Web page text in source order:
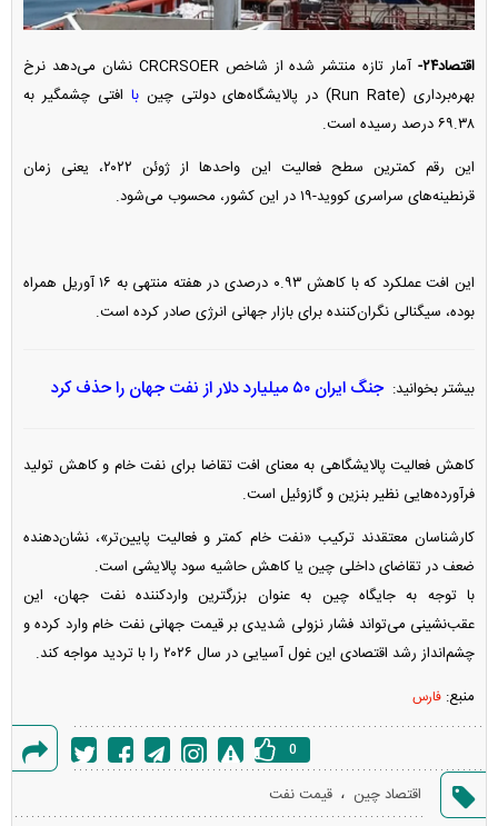
اقتصاد۲۴-
آمار تازه‌ منتشر شده از شاخص CRCRSOER نشان می‌دهد نرخ
بهره‌برداری (Run Rate) در پالایشگاه‌های دولتی چین
با افتی چشمگیر به
۶۹.۳۸ درصد رسیده است.
این رقم کمترین سطح فعالیت این واحدها از ژوئن ۲۰۲۲، یعنی زمان
قرنطینه‌های سراسری کووید-۱۹ در این کشور، محسوب می‌شود.
این افت عملکرد که با کاهش ۰.۹۳ درصدی در هفته منتهی به ۱۶ آوریل همراه
بوده، سیگنالی نگران‌کننده برای بازار جهانی انرژی صادر کرده است.
بیشتر بخوانید: جنگ ایران ۵۰ میلیارد دلار از نفت جهان را حذف کرد
کاهش فعالیت پالایشگاهی به معنای افت تقاضا برای نفت خام و کاهش تولید
فرآورده‌هایی نظیر بنزین و گازوئیل است.
کارشناسان معتقدند ترکیب «نفت خام کمتر و فعالیت پایین‌تر»، نشان‌دهنده
ضعف در تقاضای داخلی چین یا کاهش حاشیه سود پالایشی است.
با توجه به جایگاه چین به عنوان بزرگترین واردکننده نفت جهان، این
عقب‌نشینی می‌تواند فشار نزولی شدیدی بر قیمت جهانی نفت خام وارد کرده و
چشم‌انداز رشد اقتصادی این غول آسیایی در سال ۲۰۲۶ را با تردید مواجه کند.
منبع: فارس
خطا
0
اقتصاد چین ، قیمت نفت